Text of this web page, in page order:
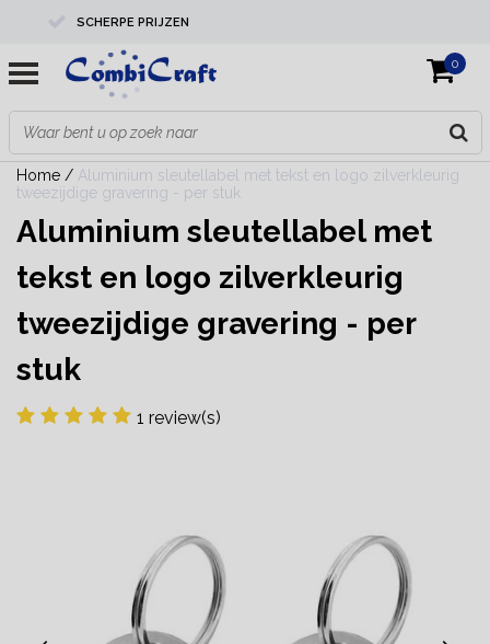
SCHERPE PRIJZEN
PROFESSIONELE KWALITEIT
EXPERTS IN MAATWERK
0
Home / Aluminium sleutellabel met tekst en logo zilverkleurig
tweezijdige gravering - per stuk
Aluminium sleutellabel met
tekst en logo zilverkleurig
tweezijdige gravering - per
stuk
1 review(s)